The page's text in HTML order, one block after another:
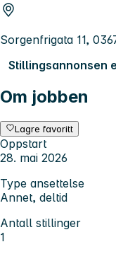
Sorgenfrigata 11,
Stillingsannonsen
Om jobben
Lagre favoritt
Oppstart
28. mai 2026
Type ansettelse
Annet, deltid
Antall stillinger
1